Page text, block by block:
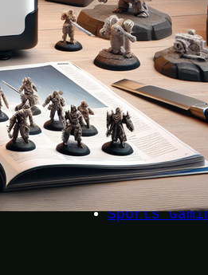
CATEGORIES
Adventure
Game Action
Game Mobile
Game PC
RPG
Simulation
Sports